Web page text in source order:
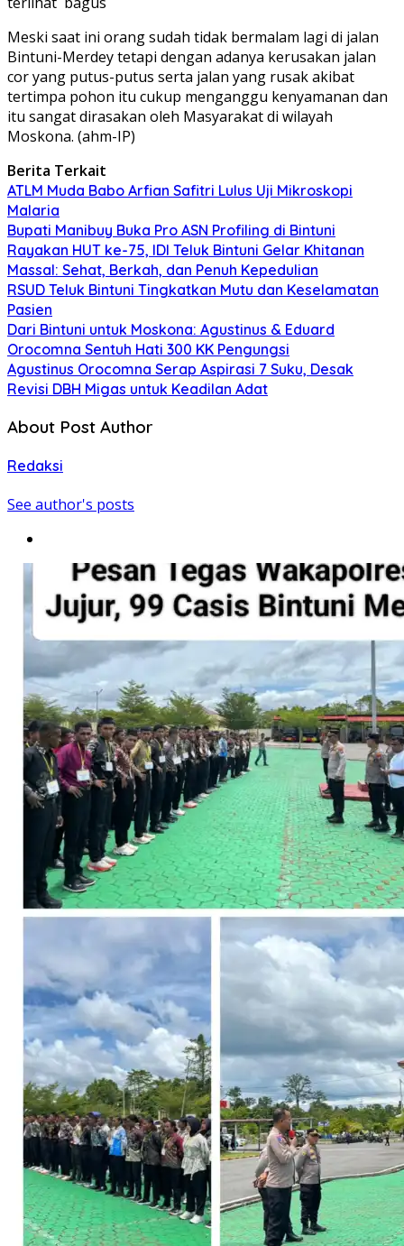
Meski saat ini orang sudah tidak bermalam lagi di jalan
Bintuni-Merdey tetapi dengan adanya kerusakan jalan
cor yang putus-putus serta jalan yang rusak akibat
tertimpa pohon itu cukup menganggu kenyamanan dan
itu sangat dirasakan oleh Masyarakat di wilayah
Moskona. (ahm-IP)
Berita Terkait
ATLM Muda Babo Arfian Safitri Lulus Uji Mikroskopi
Malaria
Bupati Manibuy Buka Pro ASN Profiling di Bintuni
Rayakan HUT ke-75, IDI Teluk Bintuni Gelar Khitanan
Massal: Sehat, Berkah, dan Penuh Kepedulian
RSUD Teluk Bintuni Tingkatkan Mutu dan Keselamatan
Pasien
Dari Bintuni untuk Moskona: Agustinus & Eduard
Orocomna Sentuh Hati 300 KK Pengungsi
Agustinus Orocomna Serap Aspirasi 7 Suku, Desak
Revisi DBH Migas untuk Keadilan Adat
About Post Author
Redaksi
See author's posts